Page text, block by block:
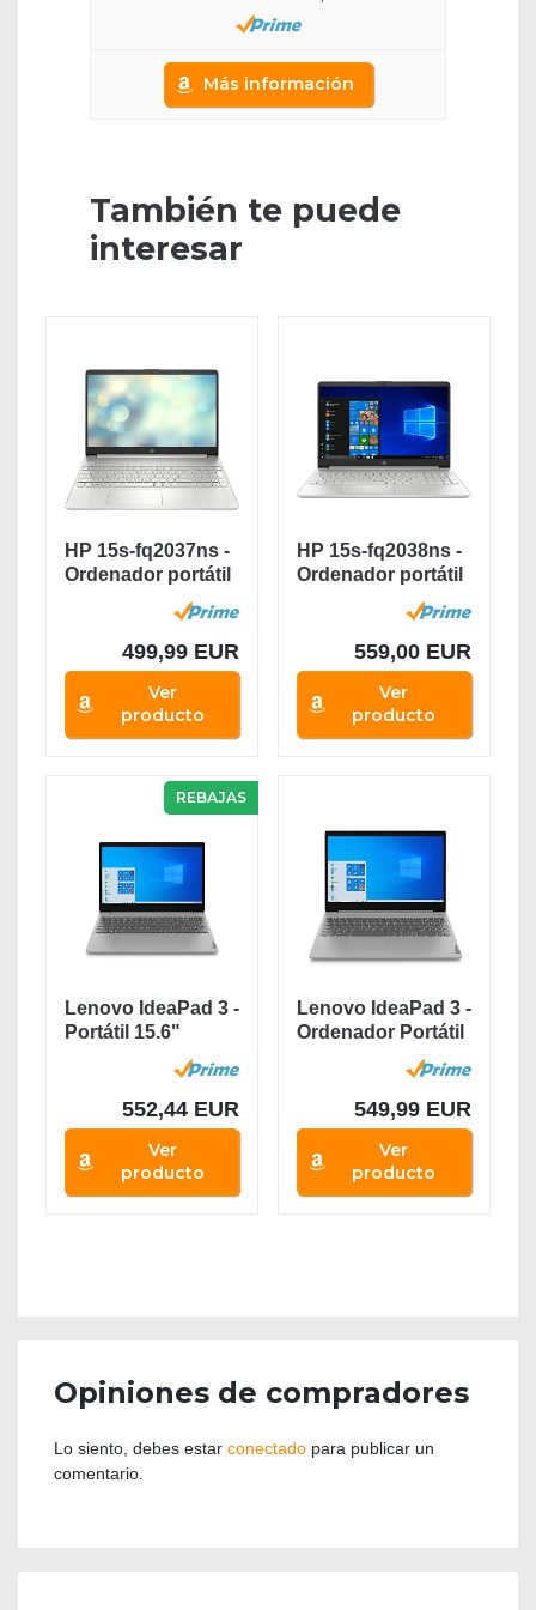
Más información
También te puede
interesar
HP 15s-fq2037ns -
Ordenador portátil
499,99 EUR
Ver
producto
HP 15s-fq2038ns -
Ordenador portátil
559,00 EUR
Ver
producto
REBAJAS
Lenovo IdeaPad 3 -
Portátil 15.6"
FullHD (Intel...
552,44 EUR
Ver
producto
Lenovo IdeaPad 3 -
Ordenador Portátil
549,99 EUR
Ver
producto
Opiniones de compradores
Lo siento, debes estar conectado para publicar un
comentario.